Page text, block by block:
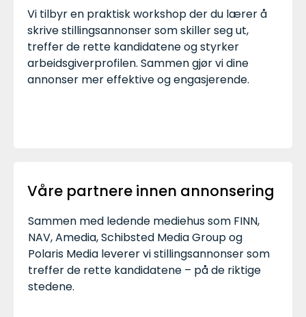
Vi tilbyr en praktisk workshop der du lærer å
skrive stillingsannonser som skiller seg ut,
treffer de rette kandidatene og styrker
arbeidsgiverprofilen. Sammen gjør vi dine
annonser mer effektive og engasjerende.
Våre partnere innen annonsering
Sammen med ledende mediehus som FINN,
NAV,Amedia,Schibsted Media Groupog
Polaris Media leverer vi stillingsannonser som
treffer de rette kandidatene – på de riktige
stedene.